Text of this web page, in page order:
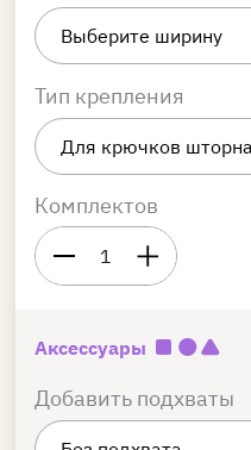
Тип крепления
Комплектов
1
Аксессуары
Добавить подхваты